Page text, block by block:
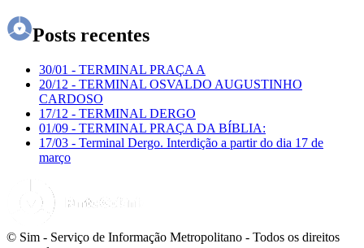
Posts recentes
30/01 - TERMINAL PRAÇA A
20/12 - TERMINAL OSVALDO AUGUSTINHO
CARDOSO
17/12 - TERMINAL DERGO
01/09 - TERMINAL PRAÇA DA BÍBLIA:
17/03 - Terminal Dergo. Interdição a partir do dia 17 de
março
© Sim - Serviço de Informação Metropolitano - Todos os direitos